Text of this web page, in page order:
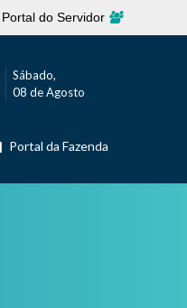
Portal do Servidor
Sábado,
08 de Agosto
Portal da Fazenda